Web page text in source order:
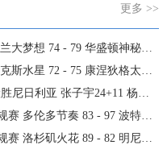
更多 >>
74 - 79 华盛顿神秘人 全场集锦
72 - 75 康涅狄格太阳 全场集锦
利亚 张子宇24+11 杨舒予12+6
多节奏 83 - 97 波特兰火焰 集锦
火花 89 - 82 明尼苏达山猫 全场集锦